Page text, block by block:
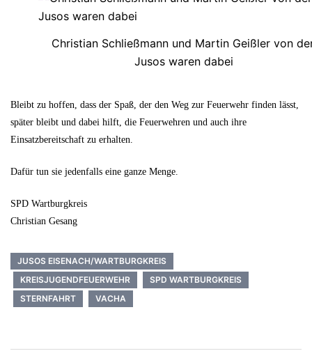
Christian Schließmann und Martin Geißler von
Jusos waren dabei
Bleibt zu hoffen, dass der Spaß, der den Weg zur Feuerwehr finden lässt,
später bleibt und dabei hilft, die Feuerwehren und auch ihre
Einsatzbereitschaft zu erhalten.
Dafür tun sie jedenfalls eine ganze Menge.
SPD Wartburgkreis
Christian Gesang
JUSOS EISENACH/WARTBURGKREIS
KREISJUGENDFEUERWEHR
SPD WARTBURGKREIS
STERNFAHRT
VACHA